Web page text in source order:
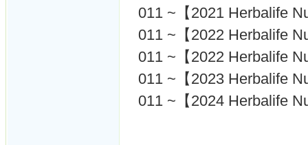
011 ~【2021 Herbalife
011 ~【2022 Herbalife
011 ~【2022 Herbalife
011 ~【2023 Herbalife
011 ~【2024 Herbalife